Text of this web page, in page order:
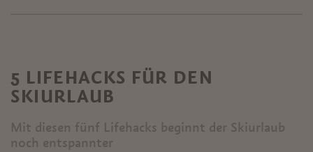
5 LIFEHACKS FÜR DEN
SKIURLAUB
Mit diesen fünf Lifehacks beginnt der Skiurlaub
noch entspannter